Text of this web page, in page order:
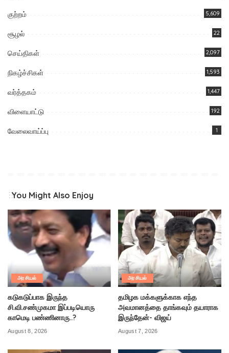
குற்றம் 5,609
சூழல் 22
செய்திகள் 2,097
நிகழ்ச்சிகள் 1,593
வர்த்தகம் 1,447
விளையாட்டு 192
வேலைவாய்ப்பு 1
You Might Also Enjoy
அரசியல்
கடுகடுப்பாக இருந்த
சி.வி.சண்முகமா இப்படியொரு
காமெடி பண்ணினாரு..?
August 8, 2026
அரசியல்
தமிழக மக்களுக்காக எந்த
அவமானத்தை தாங்கவும் தயாராக
இருந்தேன்- விஜய்
August 7, 2026